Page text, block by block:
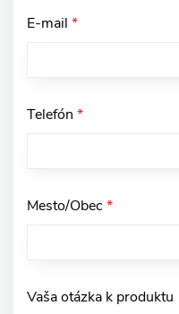
E-mail *
Telefón *
Mesto/Obec*
Vaša otázka k produktu